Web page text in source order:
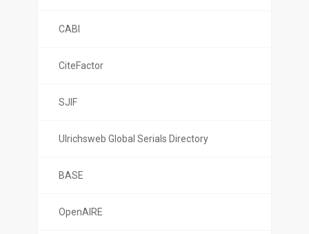
CABI
CiteFactor
SJIF
Ulrichsweb Global Serials Directory
BASE
OpenAIRE